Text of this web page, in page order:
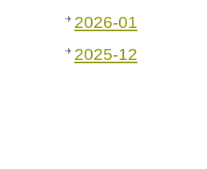
2026-01
2025-12